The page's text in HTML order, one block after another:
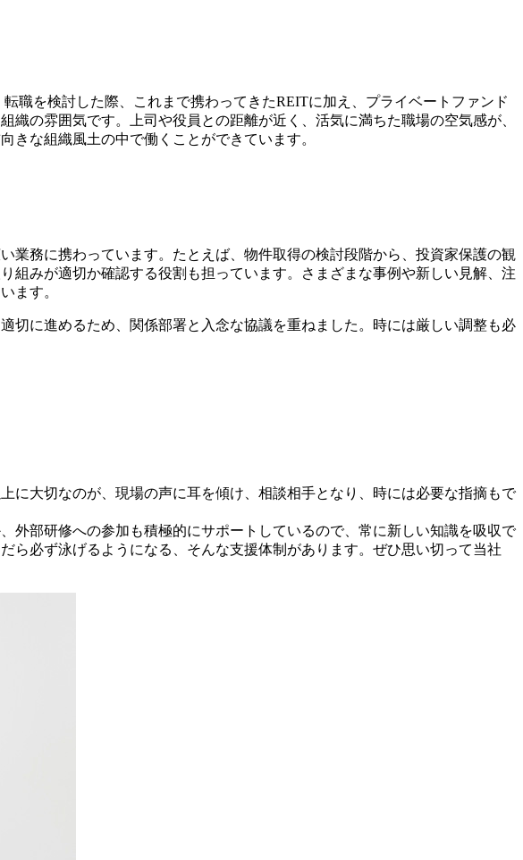
職を検討した際、これまで携わってきたREITに加え、プライベートファンド
の雰囲気です。上司や役員との距離が近く、活気に満ちた職場の空気感が、
きな組織風土の中で働くことができています。
業務に携わっています。たとえば、物件取得の検討段階から、投資家保護の観
組みが適切か確認する役割も担っています。さまざまな事例や新しい見解、注
ます。
切に進めるため、関係部署と入念な協議を重ねました。時には厳しい調整も必
に大切なのが、現場の声に耳を傾け、相談相手となり、時には必要な指摘もで
外部研修への参加も積極的にサポートしているので、常に新しい知識を吸収で
ら必ず泳げるようになる、そんな支援体制があります。ぜひ思い切って当社